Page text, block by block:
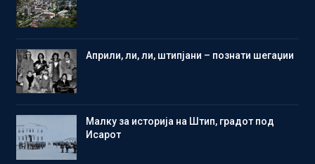
Aприли, ли, ли, штипјани – познати шегаџии
Малку за историја на Штип, градот под
Исарот